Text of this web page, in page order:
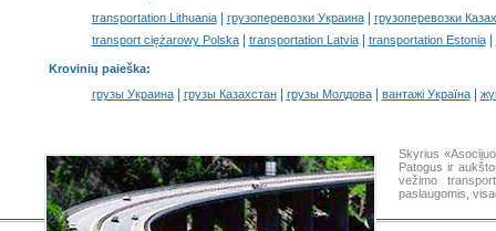
transportation Lithuania| грузоперевозки Украина|
грузоперевозки
transport ciężarowy Polska| transportation Latvia| transportation Estonia|
Krovinių paieška:
грузы Украина| грузы Казахстан| грузы Молдова| вантажі Україна|
Skyrius
Patogus ir
vežimo
paslaugomis,